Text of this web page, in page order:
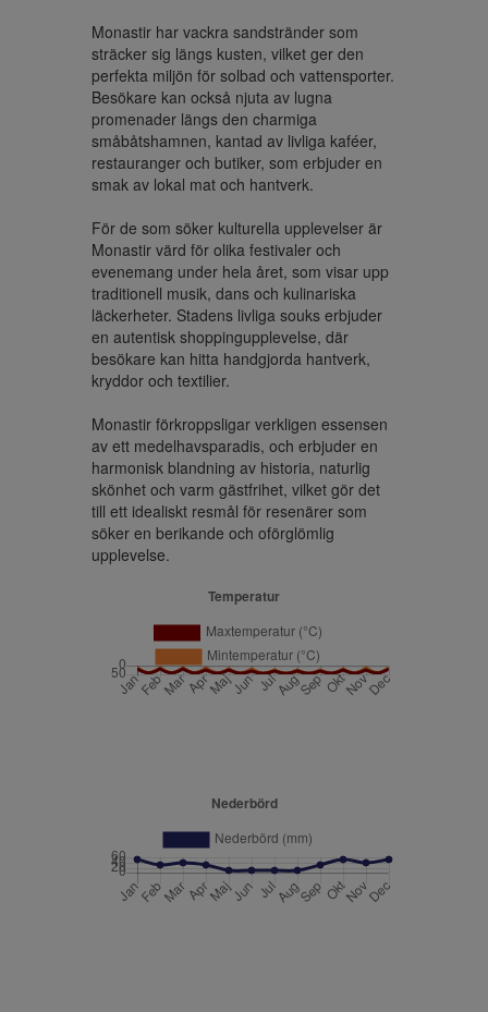
Monastir har vackra sandstränder som
sträcker sig längs kusten, vilket ger den
perfekta miljön för solbad och vattensporter.
Besökare kan också njuta av lugna
promenader längs den charmiga
småbåtshamnen, kantad av livliga kaféer,
restauranger och butiker, som erbjuder en
smak av lokal mat och hantverk.
För de som söker kulturella upplevelser är
Monastir värd för olika festivaler och
evenemang under hela året, som visar upp
traditionell musik, dans och kulinariska
läckerheter. Stadens livliga souks erbjuder
en autentisk shoppingupplevelse, där
besökare kan hitta handgjorda hantverk,
kryddor och textilier.
Monastir förkroppsligar verkligen essensen
av ett medelhavsparadis, och erbjuder en
harmonisk blandning av historia, naturlig
skönhet och varm gästfrihet, vilket gör det
till ett idealiskt resmål för resenärer som
söker en berikande och oförglömlig
upplevelse.